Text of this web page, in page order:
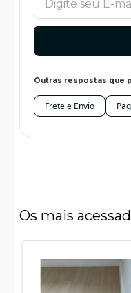
Outras respostas que
Frete e Envio
Os mais